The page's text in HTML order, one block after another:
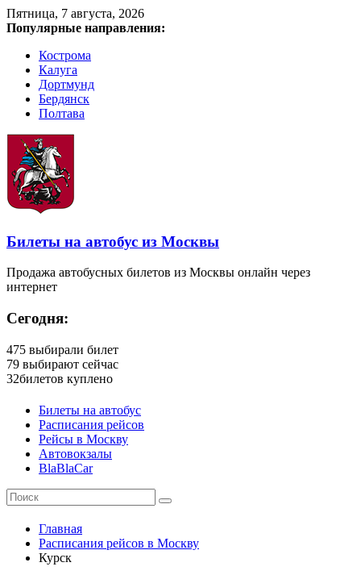
Пятница, 7 августа, 2026
Популярные направления:
Кострома
Калуга
Дортмунд
Бердянск
Полтава
Билеты на автобус из Москвы
Продажа автобусных билетов из Москвы онлайн через
интернет
Сегодня:
475 выбирали билет
79 выбирают сейчас
32билетов куплено
Билеты на автобус
Расписания рейсов
Рейсы в Москву
Автовокзалы
BlaBlaCar
Главная
Расписания рейсов в Москву
Курск